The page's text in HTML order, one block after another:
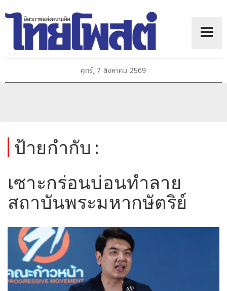
ศุกร์, 7 สิงหาคม 2569
ป้ายกำกับ :
เซาะกร่อนบ่อนทำลาย
สถาบันพระมหากษัตริย์